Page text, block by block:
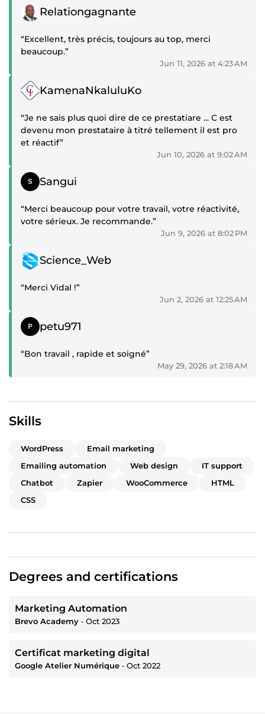
Positive review
Relationgagnante
“Excellent, très précis, toujours au top, merci
beaucoup.”
Jun 11, 2026 at 4:23 AM
Positive review
KamenaNkaluluKo
“Je ne sais plus quoi dire de ce prestatiare ... C est
devenu mon prestataire à titré tellement il est pro
et réactif”
Jun 10, 2026 at 9:02 AM
Positive review
Sangui
“Merci beaucoup pour votre travail, votre réactivité,
votre sérieux. Je recommande.”
Jun 9, 2026 at 8:02 PM
Positive review
Science_Web
“Merci Vidal !”
Jun 2, 2026 at 12:25 AM
Positive review
petu971
“Bon travail , rapide et soigné”
May 29, 2026 at 2:18 AM
Skills
WordPress
Email marketing
Emailing automation
Web design
IT support
Chatbot
Zapier WooCommerce
HTML
CSS
Degrees and certifications
Marketing Automation
Brevo Academy ‐ Oct 2023
Certificat marketing digital
Google Atelier Numérique ‐ Oct 2022